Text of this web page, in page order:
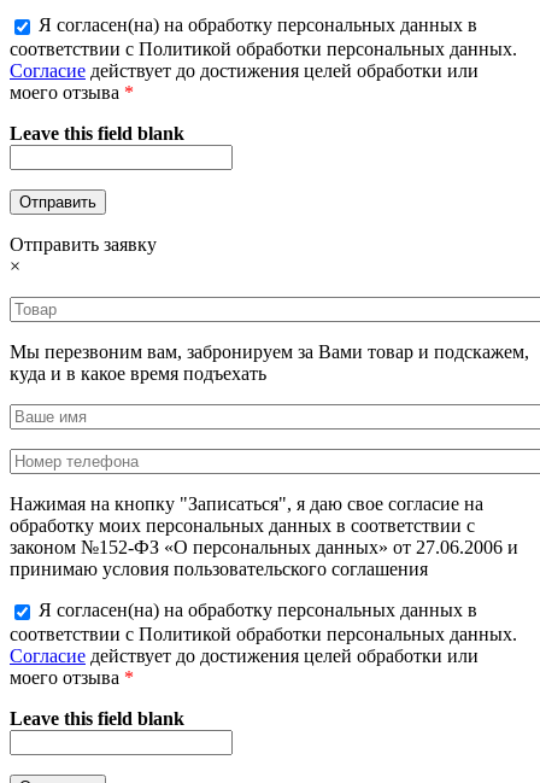
Я согласен(на) на обработку персональных данных в
соответствии с Политикой обработки персональных данных.
Согласие действует до достижения целей обработки или
моего отзыва *
Leave this field blank
Отправить заявку
×
Мы перезвоним вам, забронируем за Вами товар и подскажем,
куда и в какое время подъехать
Нажимая на кнопку "Записаться", я даю свое согласие на
обработку моих персональных данных в соответствии с
законом №152-ФЗ «О персональных данных» от 27.06.2006 и
принимаю условия пользовательского соглашения
Я согласен(на) на обработку персональных данных в
соответствии с Политикой обработки персональных данных.
Согласие действует до достижения целей обработки или
моего отзыва *
Leave this field blank